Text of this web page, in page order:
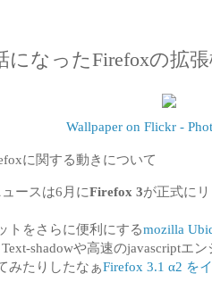
になったFirefoxの拡
Wallpaper on Flickr -
に関する動きについて
ースは6月にFirefox 3が正式に
トをさらに便利にするmozilla
shadowや高速のjavascriptエ
みたりしたなぁFirefox 3.1 α2 を